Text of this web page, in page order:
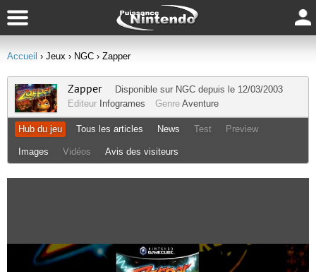
Accueil › Jeux › NGC › Zapper
Zapper Disponible sur NGC depuis le 12/03/2003
Editeur Infogrames Genre Aventure
Hub du jeu Tous les articles News Test Preview
Images Vidéos Avis des visiteurs